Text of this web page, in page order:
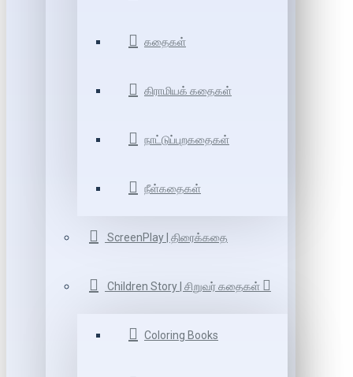
கதைகள்
கிராமியக் கதைகள்
நாட்டுப்புறகதைகள்
நீள்கதைகள்
ScreenPlay | திரைக்கதை
Children Story | சிறுவர் கதைகள்
Coloring Books